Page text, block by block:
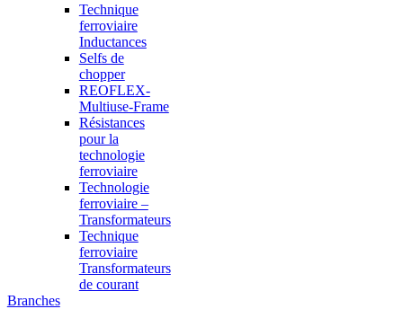
Technique
ferroviaire
Inductances
Selfs de
chopper
REOFLEX-
Multiuse-Frame
Résistances
pour la
technologie
ferroviaire
Technologie
ferroviaire –
Transformateurs
Technique
ferroviaire
Transformateurs
de courant
Branches